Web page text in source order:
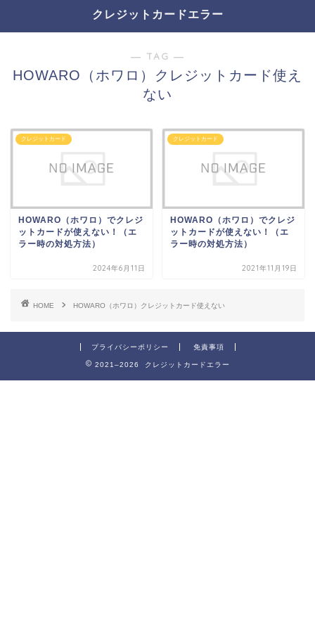
クレジットカードエラー
― TAG ―
HOWARO（ホワロ）クレジットカード使え
ない
クレジットカード
HOWARO（ホワロ）でクレジ
ットカードが使えない！（エ
ラー時の対処方法）
2024年6月11日
クレジットカード
HOWARO（ホワロ）でクレジ
ットカードが使えない！（エ
ラー時の対処方法）
2021年11月19日
HOME HOWARO（ホワロ）クレジットカード使えない
プライバシーポリシー 免責事項
2021–2026 クレジットカードエラー